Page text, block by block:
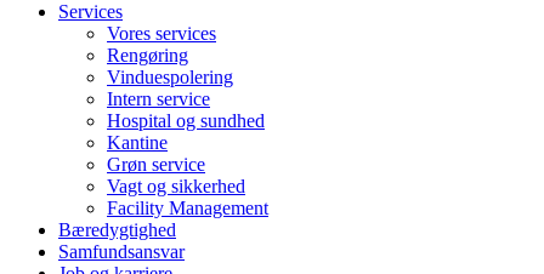
Services
Vores services
Rengøring
Vinduespolering
Intern service
Hospital og sundhed
Kantine
Grøn service
Vagt og sikkerhed
Facility Management
Bæredygtighed
Samfundsansvar